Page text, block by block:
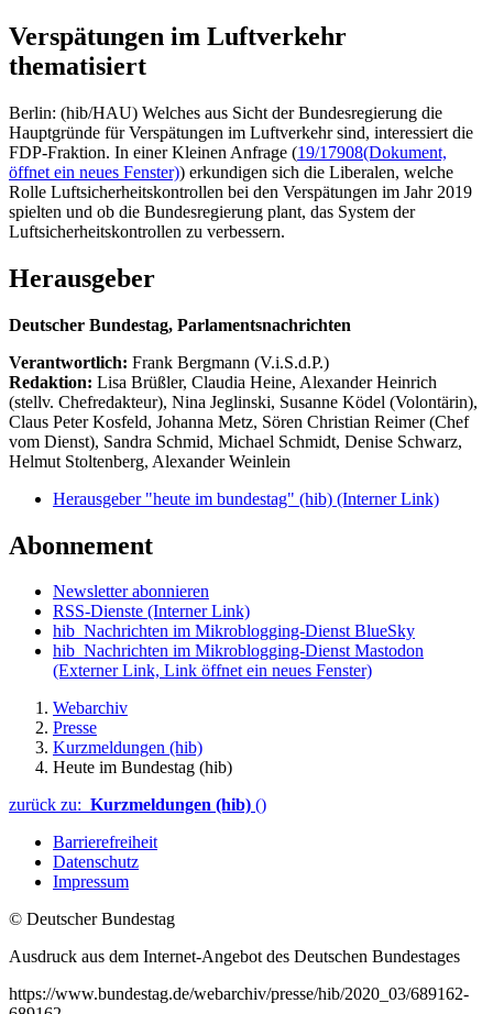
Verspätungen im Luftverkehr
thematisiert
Berlin: (hib/HAU) Welches aus Sicht der Bundesregierung die
Hauptgründe für Verspätungen im Luftverkehr sind, interessiert die
FDP-Fraktion. In einer Kleinen Anfrage (19/17908(Dokument,
öffnet ein neues Fenster)) erkundigen sich die Liberalen, welche
Rolle Luftsicherheitskontrollen bei den Verspätungen im Jahr 2019
spielten und ob die Bundesregierung plant, das System der
Luftsicherheitskontrollen zu verbessern.
Herausgeber
Deutscher Bundestag, Parlamentsnachrichten
Verantwortlich: Frank Bergmann (V.i.S.d.P.)
Redaktion: Lisa Brüßler, Claudia Heine, Alexander Heinrich
(stellv. Chefredakteur), Nina Jeglinski, Susanne Ködel (Volontärin),
Claus Peter Kosfeld, Johanna Metz, Sören Christian Reimer (Chef
vom Dienst), Sandra Schmid, Michael Schmidt, Denise Schwarz,
Helmut Stoltenberg, Alexander Weinlein
Herausgeber "heute im bundestag" (hib) (Interner Link)
Abonnement
Newsletter abonnieren
RSS-Dienste (Interner Link)
hib_Nachrichten im Mikroblogging-Dienst BlueSky
hib_Nachrichten im Mikroblogging-Dienst Mastodon
(Externer Link, Link öffnet ein neues Fenster)
Webarchiv
Presse
Kurzmeldungen (hib)
Heute im Bundestag (hib)
zurück zu: Kurzmeldungen (hib) ()
Barrierefreiheit
Datenschutz
Impressum
© Deutscher Bundestag
Ausdruck aus dem Internet-Angebot des Deutschen Bundestages
https://www.bundestag.de/webarchiv/presse/hib/2020_03/689162-